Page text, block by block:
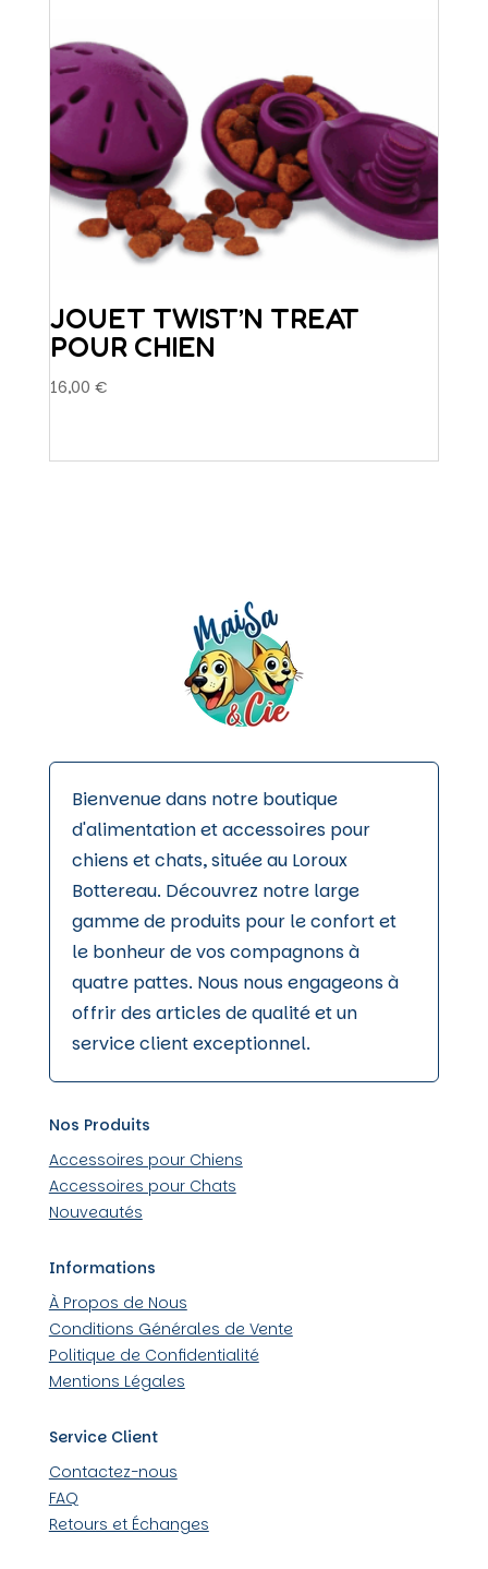
JOUET TWIST’N TREAT
POUR CHIEN
16,00 €
Bienvenue dans notre boutique
d'alimentation et accessoires pour
chiens et chats, située au Loroux
Bottereau. Découvrez notre large
gamme de produits pour le confort et
le bonheur de vos compagnons à
quatre pattes. Nous nous engageons à
offrir des articles de qualité et un
service client exceptionnel.
Nos Produits
Accessoires pour Chiens
Accessoires pour Chats
Nouveautés
Informations
À Propos de Nous
Conditions Générales de Vente
Politique de Confidentialité
Mentions Légales
Service Client
Contactez-nous
FAQ
Retours et Échanges